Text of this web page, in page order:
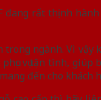
đang rất thịnh
ngành. Vì vậy
vụ tận tình,
đến cho khách